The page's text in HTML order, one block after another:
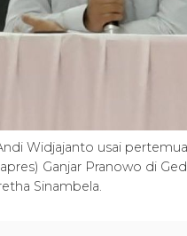
Widjajanto usai
Ganjar Pranowo di
Sinambela.